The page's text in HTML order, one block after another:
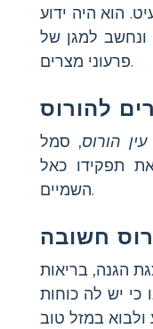
הוא היה ידוע
למגן של
פרעוני מצרים.
עין הורוס, סמל
תפקידו כאל
השמיים.
הגנה, בריאות
כי יש לה כוחות